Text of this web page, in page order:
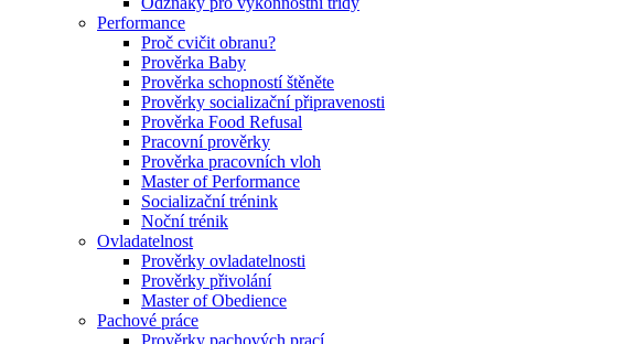
Performance
Proč cvičit obranu?
Prověrka Baby
Prověrka schopností štěněte
Prověrky socializační připravenosti
Prověrka Food Refusal
Pracovní prověrky
Prověrka pracovních vloh
Master of Performance
Socializační trénink
Noční trénik
Ovladatelnost
Prověrky ovladatelnosti
Prověrky přivolání
Master of Obedience
Pachové práce
Prověrky pachových prací